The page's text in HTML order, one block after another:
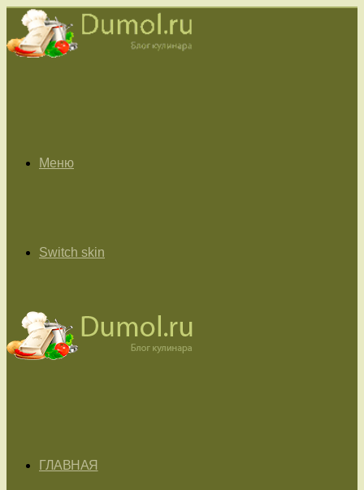
Меню
Switch skin
ГЛАВНАЯ